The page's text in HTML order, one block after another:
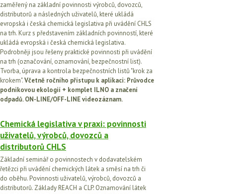
zaměřený na základní povinnosti výrobců, dovozců,
distributorů a následných uživatelů, které ukládá
evropská i česká chemická legislativa při uvádění CHLS
na trh. Kurz s představením základních povinností, které
ukládá evropská i česká chemická legislativa.
Podrobněji jsou řešeny praktické povinnosti při uvádění
na trh (označování, oznamování, bezpečnostní list).
Tvorba, úprava a kontrola bezpečnostních listů "krok za
krokem".Včetně ročního přístupu k aplikaci: Průvodce
podnikovou ekologií + komplet ILNO a značení
odpadů. ON-LINE/OFF-LINE videozáznam.
Chemická legislativa v praxi: povinnosti
uživatelů, výrobců, dovozců a
distributorů CHLS
Základní seminář o povinnostech v dodavatelském
řetězci při uvádění chemických látek a směsí na trh či
do oběhu. Povinnosti uživatelů, výrobců, dovozců a
distributorů. Základy REACH a CLP. Oznamování látek